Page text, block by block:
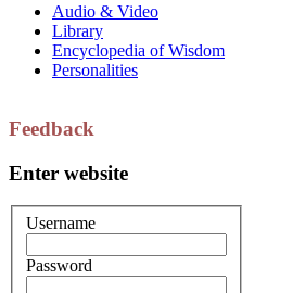
Audio & Video
Library
Encyclopedia of Wisdom
Personalities
Feedback
Enter website
Username
Password